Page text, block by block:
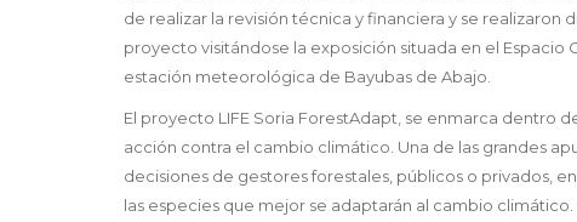
de realizar la revisión técnica y financiera y se
proyecto visitándose la exposición situada en el Espacio
estación meteorológica de Bayubas de Abajo.
El proyecto LIFE Soria ForestAdapt, se enmarca dentro
acción contra el cambio climático. Una de las grandes
decisiones de gestores forestales, públicos o privados,
las especies que mejor se adaptarán al cambio